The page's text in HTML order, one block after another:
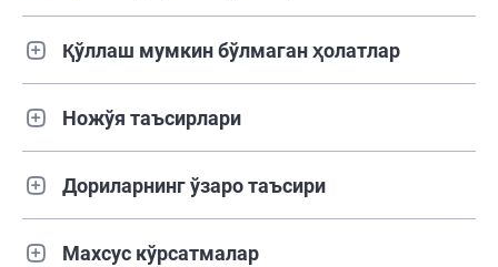
Қўллаш мумкин бўлмаган ҳолатлар
Ножўя таъсирлари
Дориларнинг ўзаро таъсири
Махсус кўрсатмалар